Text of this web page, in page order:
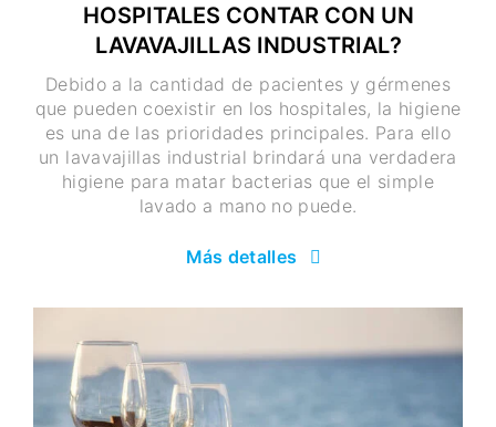
HOSPITALES CONTAR CON UN
LAVAVAJILLAS INDUSTRIAL?
Debido a la cantidad de pacientes y gérmenes
que pueden coexistir en los hospitales, la higiene
es una de las prioridades principales. Para ello
un lavavajillas industrial brindará una verdadera
higiene para matar bacterias que el simple
lavado a mano no puede.
Más detalles